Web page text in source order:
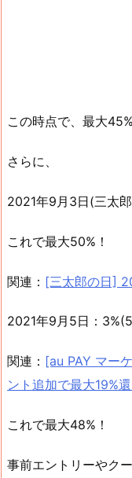
この時点で、最大45%
さらに、
2021年9月3日(三太
これで最大50%！
関連： [三太郎の日]
2021年9月5日：
関連： [au PAY マー
ント追加で最大19%
これで最大48%！
事前エントリーやク